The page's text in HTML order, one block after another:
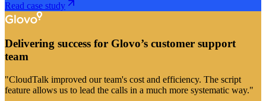
Read case study
Delivering success for Glovo’s customer support
team
"CloudTalk improved our team's cost and efficiency. The script
feature allows us to lead the calls in a much more systematic way."